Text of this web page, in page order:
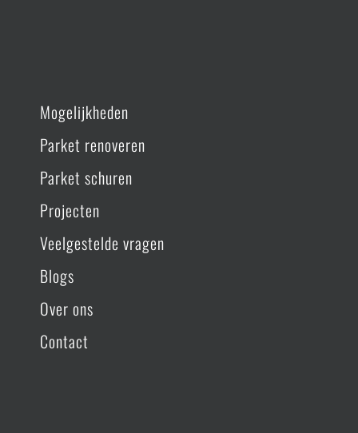
Mogelijkheden
Parket renoveren
Parket schuren
Projecten
Veelgestelde vragen
Blogs
Over ons
Contact